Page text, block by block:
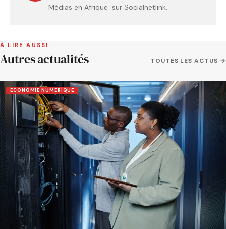
Médias en Afrique sur Socialnetlink.
À LIRE AUSSI
Autres actualités TOUTES LES ACTUS →
ECONOMIE NUMERIQUE